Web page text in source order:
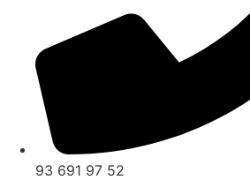
93 691 97 52